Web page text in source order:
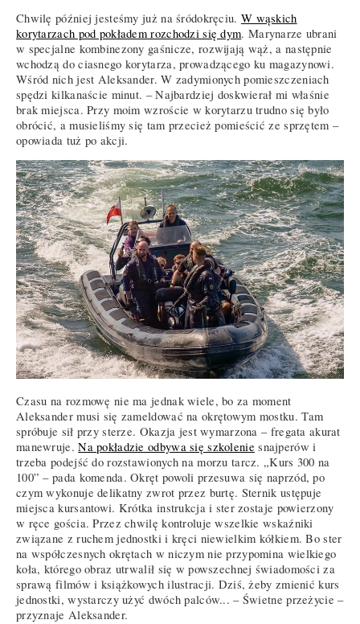
Chwilę później jesteśmy już na śródokręciu. W wąskich
korytarzach pod pokładem rozchodzi się dym. Marynarze ubrani
w specjalne kombinezony gaśnicze, rozwijają wąż, a następnie
wchodzą do ciasnego korytarza, prowadzącego ku magazynowi.
Wśród nich jest Aleksander. W zadymionych pomieszczeniach
spędzi kilkanaście minut. – Najbardziej doskwierał mi właśnie
brak miejsca. Przy moim wzroście w korytarzu trudno się było
obrócić, a musieliśmy się tam przecież pomieścić ze sprzętem –
opowiada tuż po akcji.
Czasu na rozmowę nie ma jednak wiele, bo za moment
Aleksander musi się zameldować na okrętowym mostku. Tam
spróbuje sił przy sterze. Okazja jest wymarzona – fregata akurat
manewruje.Na pokładzie odbywa się szkolenie snajperów i
trzeba podejść do rozstawionych na morzu tarcz. „Kurs 300 na
100” – pada komenda. Okręt powoli przesuwa się naprzód, po
czym wykonuje delikatny zwrot przez burtę. Sternik ustępuje
miejsca kursantowi. Krótka instrukcja i ster zostaje powierzony
w ręce gościa. Przez chwilę kontroluje wszelkie wskaźniki
związane z ruchem jednostki i kręci niewielkim kółkiem. Bo ster
na współczesnych okrętach w niczym nie przypomina wielkiego
koła, którego obraz utrwalił się w powszechnej świadomości za
sprawą filmów i książkowych ilustracji. Dziś, żeby zmienić kurs
jednostki, wystarczy użyć dwóch palców... – Świetne przeżycie –
przyznaje Aleksander.